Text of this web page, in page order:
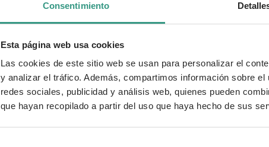
Consentimiento
Esta página web usa cookies
Las cookies de este sitio web se usan para personalizar el
y analizar el tráfico. Además, compartimos información sobre
redes sociales, publicidad y análisis web, quienes pueden
que hayan recopilado a partir del uso que haya hecho de sus